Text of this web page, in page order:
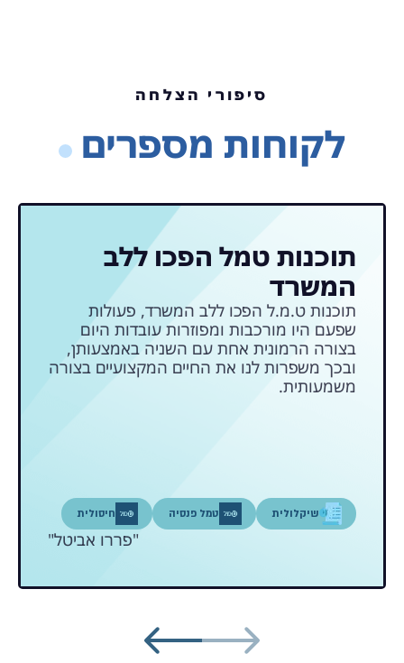
סיפורי הצלחה
לקוחות מספרים
תוכנות טמל הפכו ללב
המשרד
תוכנות ט.מ.ל הפכו ללב המשרד, פעולות
שפעם היו מורכבות ומפוזרות עובדות היום
בצורה הרמונית אחת עם השניה באמצעותן,
ובכך משפרות לנו את החיים המקצועיים בצורה
משמעותית.
שיקלולית טמל פנסיה חיסולית
"פררו אביטל"